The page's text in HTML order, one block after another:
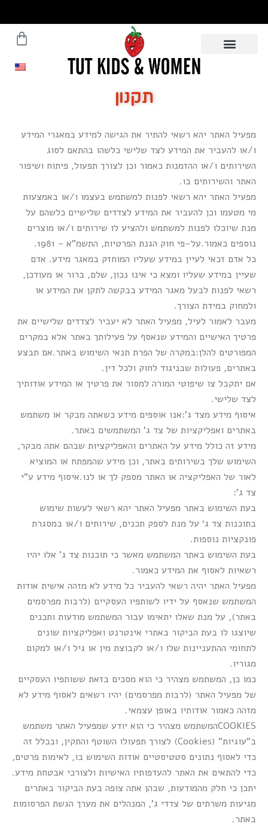
לתוכן
תקנון
מפעיל האתר יהא רשאי להתיר את הגישה למידע במאגרי המידע
ו/או להעביר את המידע לצד שלישי כלשהו בהתאם לסוג
השירותים ו/או ההזמנות כאמור וכן לצורך תפעול, פיתוח ושיפור
האתר והשירותים בו.
מפעיל האתר יהא רשאי לפנות למשתמש בעצמו ו/או באמצעות
מי מטעמו וכן להעביר את המידע לצדדים שלישיים כלשהם על
מנת שיוכלו לפנות למשתמש ולהציע לו שירותים ו/או מוצרים
נוספים כאמור.על-פי חוק הגנת הפרטיות, התשמ”א – 1981.
כל אדם זכאי לעיין במידע שעליו המוחזק במאגר מידע. אדם
שעיין במידע שעליו ומצא כי אינו נכון, שלם, ברור או מעודכן,
רשאי לפנות לבעל מאגר המידע בבקשה לתקן את המידע או
ולמחוק במידת הצורך.
מעבר לאמור לעיל, מפעיל האתר לא יעביר לצדדים שלישיים את
פרטיך האישיים והמידע שנאסף על פעילותך באתר אלא במקרים
המפורטים להלן:במקרה של הפרת תנאי השימוש באתר.אם תבצע
באתרים, פעולות שבניגוד לחוק ולכל דין.
אם יתקבל צו שיפוטי המורה למסור את פרטיך או המידע אודותיך
לצד שלישי.
איסוף מידע מצד ג’:אנו אוספים מידע כשאתה מבקר או משתמש
באתרים ואפליקציות של צד ג’ המשתמשים באתר.
מידע זה כולל מידע על האתרים והאפליקציות שבהם אתה מבקר,
השימוש שלך בשירותים באתר, וכן מידע שהמפתח או המוציא
לאור של האפליקציה או האתר מספק לך או לנו.איסוף מידע ע”י
צד ג’:
בעת השימוש באתר מפעיל האתר יהא רשאי לעשות שימוש
בתוכנות צד ג׳ על מנת לספק תכנים, שירותים ו/או במסגרת
פונקציות נוספות.
בעת השימוש באתר המשתמש מאשר כי תוכנות צד ג’ אלו יהיו
רשאיות לאסוף את המידע כאמור.
מפעיל האתר יהיה רשאי להעביר כל מידע לא מזהה אישית אודות
המשתמש שנאסף על ידיו לשותפיו העסקיים (לרבות מפרסמים
באתר), על מנת שאלו יתאימו עבור המשתמש מודעות ותכנים
שיוצגו לו בעת הביקור באתרי אינטרנט ואפליקציות שונים
לתחומי ההתעניינות שלו ו/או לקבוצת מין או גיל ו/או למקום
מגוריו.
כמו כן, המשתמש מצהיר כי הוא מסכים בזאת ששותפיו העסקיים
של מפעיל האתר (לרבות מפרסמים) יהיו רשאים לאסוף מידע לא
מזהה כאמור אודותיו באופן עצמאי.
COOKIESהמשתמש מצהיר כי הוא יודע שמפעיל האתר משתמש
ב”עוגיות” (Cookies) לצורך תפעולו השוטף והתקין, ובכלל זה
כדי לאסוף נתונים סטטיסטיים אודות השימוש בו, לאימות פרטים,
כדי להתאים את האתר להעדפותיו האישיות ולצורכי אבטחת מידע.
יתכן כי חלק מהמודעות, שבהן אתה צופה בעת הביקור באתרים
מגיעות משרתים של צדדי ג’, המנהלים את מערך הגשת הפרסומות
באתר.